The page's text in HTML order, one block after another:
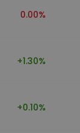
0.00%
+1.30%
+0.10%